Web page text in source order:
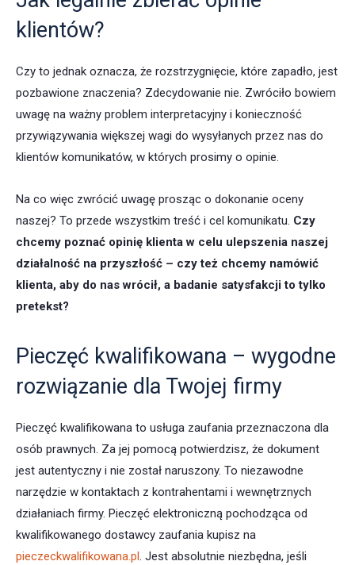
klientów?
Czy to jednak oznacza, że rozstrzygnięcie, które zapadło, jest
pozbawione znaczenia? Zdecydowanie nie. Zwróciło bowiem
uwagę na ważny problem interpretacyjny i konieczność
przywiązywania większej wagi do wysyłanych przez nas do
klientów komunikatów, w których prosimy o opinie.
Na co więc zwrócić uwagę prosząc o dokonanie oceny
naszej? To przede wszystkim treść i cel komunikatu. Czy
chcemy poznać opinię klienta w celu ulepszenia naszej
działalność na przyszłość – czy też chcemy namówić
klienta, aby do nas wrócił, a badanie satysfakcji to tylko
pretekst?
Pieczęć kwalifikowana – wygodne
rozwiązanie dla Twojej firmy
Pieczęć kwalifikowana to usługa zaufania przeznaczona dla
osób prawnych. Za jej pomocą potwierdzisz, że dokument
jest autentyczny i nie został naruszony. To niezawodne
narzędzie w kontaktach z kontrahentami i wewnętrznych
działaniach firmy. Pieczęć elektroniczną pochodząca od
kwalifikowanego dostawcy zaufania kupisz na
pieczeckwalifikowana.pl . Jest absolutnie niezbędna, jeśli